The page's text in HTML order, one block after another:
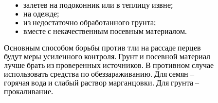
залетев на подоконник или в теплицу извне;
на одежде;
из недостаточно обработанного грунта;
вместе с некачественным посевным материалом.
Основным способом борьбы против тли на рассаде перцев
будут меры усиленного контроля. Грунт и посевной материал
лучше брать из проверенных источников. В противном случае
использовать средства по обеззараживанию. Для семян –
горячая вода и слабый раствор марганцовки. Для грунта –
прокаливание.